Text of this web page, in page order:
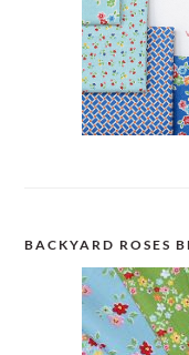
BACKYARD ROSES